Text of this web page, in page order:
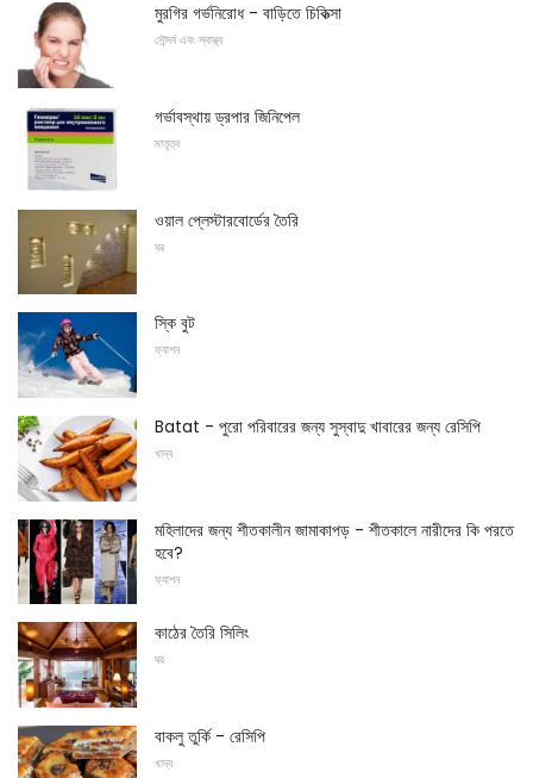
মুরগির গর্ভনিরোধ - বাড়িতে চিকিত্সা
সৌন্দর্য এবং স্বাস্থ্য
গর্ভাবস্থায় ড্রপার জিনিপেল
মাতৃত্ব
ওয়াল প্লেস্টারবোর্ডের তৈরি
ঘর
স্কি বুট
ফ্যাশন
Batat - পুরো পরিবারের জন্য সুস্বাদু খাবারের জন্য রেসিপি
খাদ্য
মহিলাদের জন্য শীতকালীন জামাকাপড় - শীতকালে নারীদের কি পরতে
হবে?
ফ্যাশন
কাঠের তৈরি সিলিং
ঘর
বাকলু তুর্কি - রেসিপি
খাদ্য